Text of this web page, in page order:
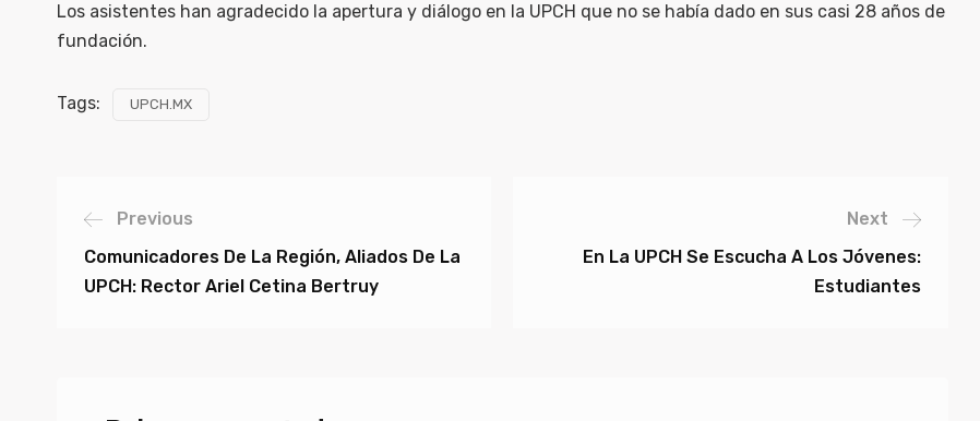
Los asistentes han agradecido la apertura y diálogo en la UPCH que no se había dado en sus casi 28 años de
fundación.
Tags: UPCH.MX
Previous
Comunicadores De La Región, Aliados De La
UPCH: Rector Ariel Cetina Bertruy
Next
En La UPCH Se Escucha A Los Jóvenes:
Estudiantes